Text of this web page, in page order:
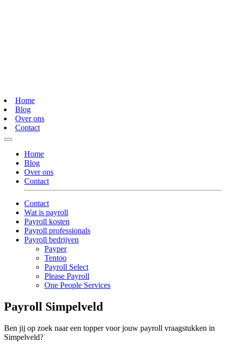
Home
Blog
Over ons
Contact
Home
Blog
Over ons
Contact
Contact
Wat is payroll
Payroll kosten
Payroll professionals
Payroll bedrijven
Payper
Tentoo
Payroll Select
Please Payroll
One People Services
Payroll Simpelveld
Ben jij op zoek naar een topper voor jouw payroll vraagstukken in
Simpelveld?